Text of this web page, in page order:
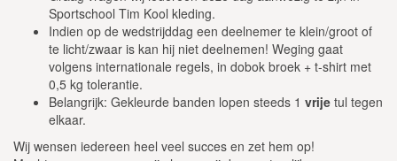
Sportschool Tim Kool kleding.
Indien op de wedstrijddag een deelnemer te klein/groot of
te licht/zwaar is kan hij niet deelnemen! Weging gaat
volgens internationale regels, in dobok broek + t-shirt met
0,5 kg tolerantie.
Belangrijk: Gekleurde banden lopen steeds 1 vrije tul tegen
elkaar.
Wij wensen iedereen heel veel succes en zet hem op!